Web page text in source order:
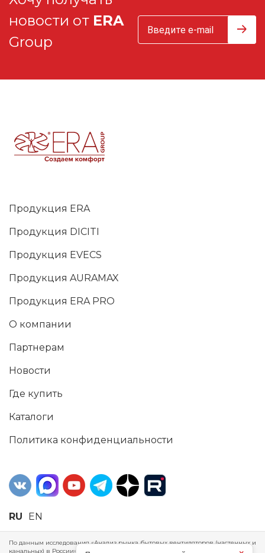
новости от ERA
Group
Продукция ERA
Продукция DICITI
Продукция EVECS
Продукция AURAMAX
Продукция ERA PRO
О компании
Партнерам
Новости
Где купить
Каталоги
Политика конфиденциальности
RU EN
По данным исследования «Анализ рынка бытовых вентиляторов (настенных и
канальных) в России», проведенного Агентством маркетинговых